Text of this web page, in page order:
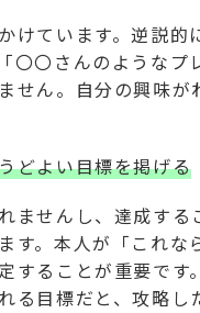
けています。逆説的
〇〇さんのようなプ
せん。自分の興味が
どよい目標を掲げる
ませんし、達成す
す。本人が「これな
することが重要で
目標だと、攻略し